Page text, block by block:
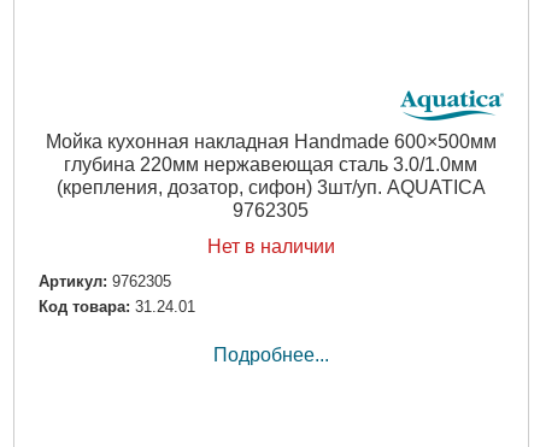
Мойка кухонная накладная Handmade 600×500мм
глубина 220мм нержавеющая сталь 3.0/1.0мм
(крепления, дозатор, сифон) 3шт/уп. AQUATICA
9762305
Нет в наличии
Артикул: 9762305
Код товара: 31.24.01
Подробнее...